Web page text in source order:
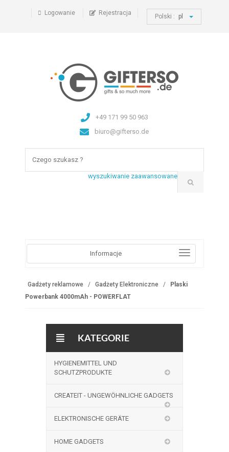
Logowanie Rejestracja Polski : pl
+49 171 99 50 963
biuro@gifterso.de
wyszukiwanie zaawansowane
Informacje
Gadżety reklamowe Gadżety Elektroniczne
Plaski
Powerbank 4000mAh - POWERFLAT
KATEGORIE
HYGIENEMITTEL UND
SCHUTZPRODUKTE
CREATEIT - UNGEWÖHNLICHE GADGETS
ELEKTRONISCHE GERÄTE
HOME GADGETS